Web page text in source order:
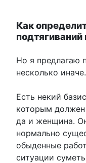
Как
подтягиваний
Но я предлагаю
несколько иначе.
Есть некий
которым
да и женщина.
нормально
обыденные
ситуации